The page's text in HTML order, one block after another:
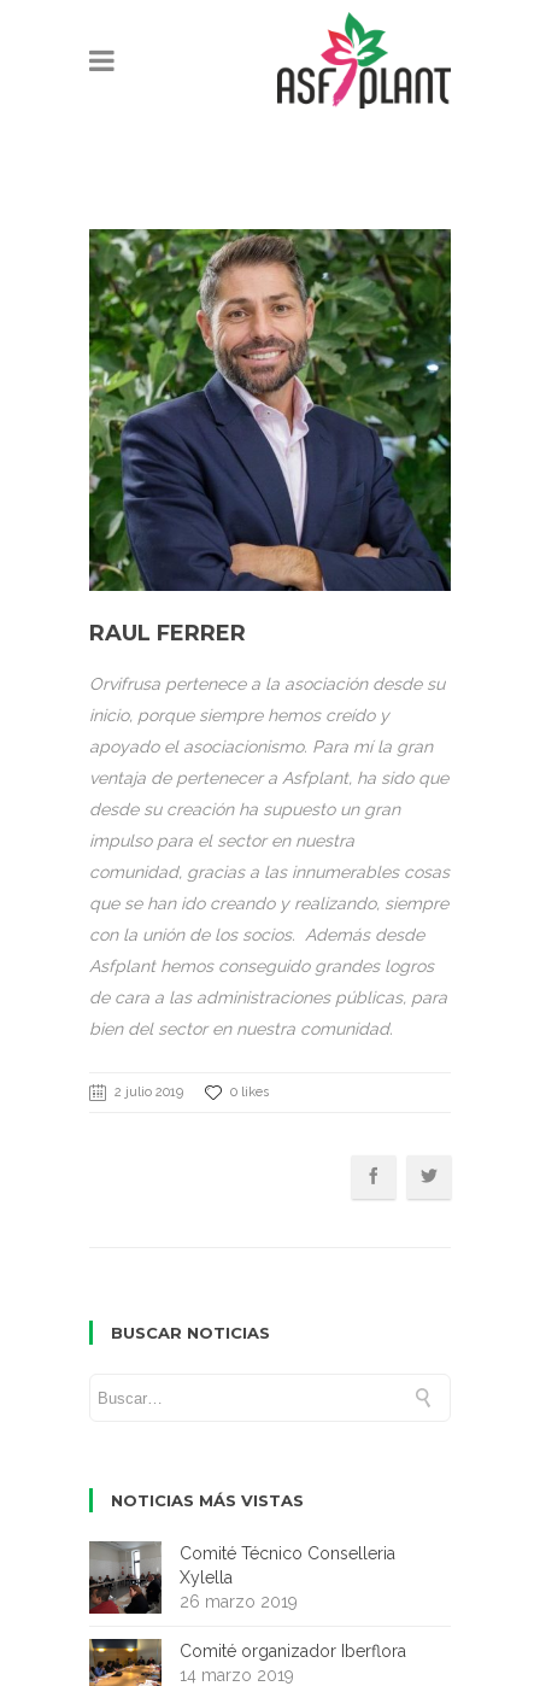
RAUL FERRER
Orvifrusa pertenece a la asociación desde su
inicio, porque siempre hemos creído y
apoyado el asociacionismo. Para mí la gran
ventaja de pertenecer a Asfplant, ha sido que
desde su creación ha supuesto un gran
impulso para el sector en nuestra
comunidad, gracias a las innumerables cosas
que se han ido creando y realizando, siempre
con la unión de los socios. Además desde
Asfplant hemos conseguido grandes logros
de cara a las administraciones públicas, para
bien del sector en nuestra comunidad.
2 julio 2019 0 likes
BUSCAR NOTICIAS
NOTICIAS MÁS VISTAS
Comité Técnico Conselleria
Xylella
26 marzo 2019
Comité organizador Iberflora
14 marzo 2019